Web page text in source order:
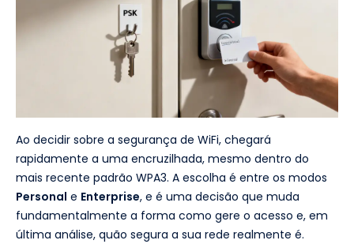
Ao decidir sobre a segurança de WiFi, chegará
rapidamente a uma encruzilhada, mesmo dentro do
mais recente padrão WPA3. A escolha é entre os modos
Personal e Enterprise, e é uma decisão que muda
fundamentalmente a forma como gere o acesso e, em
última análise, quão segura a sua rede realmente é.